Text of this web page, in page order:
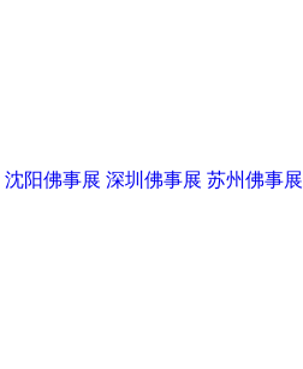
沈阳佛事展 深圳佛事展 苏州佛事展